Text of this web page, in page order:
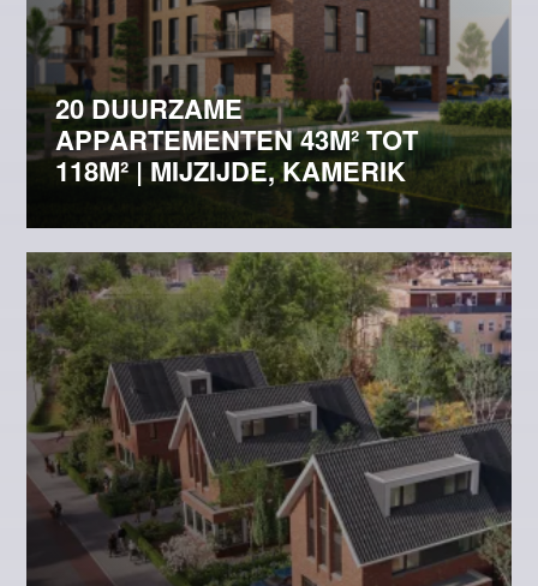
20 DUURZAME
APPARTEMENTEN 43M² TOT
118M² | MIJZIJDE, KAMERIK